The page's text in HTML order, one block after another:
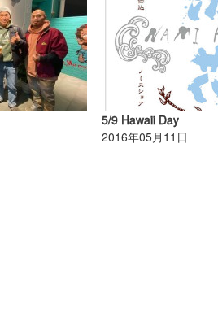
5/9 Hawaii Day
2016年05月11日